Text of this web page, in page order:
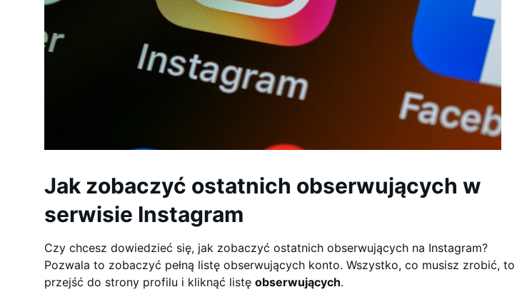
Jak zobaczyć ostatnich obserwujących w
serwisie Instagram
Czy chcesz dowiedzieć się, jak zobaczyć ostatnich obserwujących na Instagram?
Pozwala to zobaczyć pełną listę obserwujących konto. Wszystko, co musisz zrobić, to
przejść do strony profilu i kliknąć listę obserwujących.